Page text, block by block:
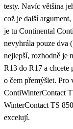
testy. Navíc většina
což je další
je tu Continental
nevyhrála pouze dva
nejlepší, rozhodně je
R13 do R17 a chcete
o čem přemýšlet. Pro
ContiWinterContact
WinterContact TS
excelují.